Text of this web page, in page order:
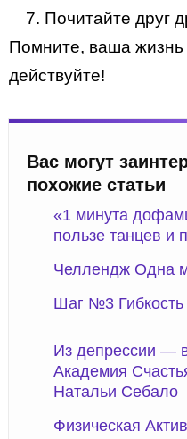
Почитайте друг
Помните, ваша жизнь
действуйте!
Вас могут
похожие статьи
«1 минута
пользе танцев и
Челлендж Одна
Шаг №3 Гибкость
Из депрессии —
Академия
Натальи Себало
Физическая